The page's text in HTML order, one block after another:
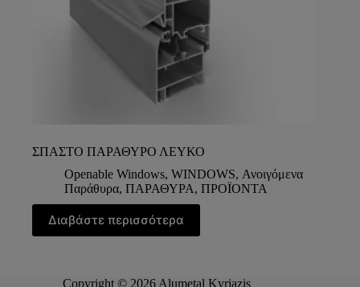
ΣΠΑΣΤΟ ΠΑΡΑΘΥΡΟ ΛΕΥΚΟ
Openable Windows, WINDOWS, Ανοιγόμενα
Παράθυρα, ΠΑΡΑΘΥΡΑ, ΠΡΟΪΟΝΤΑ
Διαβάστε περισσότερα
Copyright © 2026 Alumetal Kyriazis